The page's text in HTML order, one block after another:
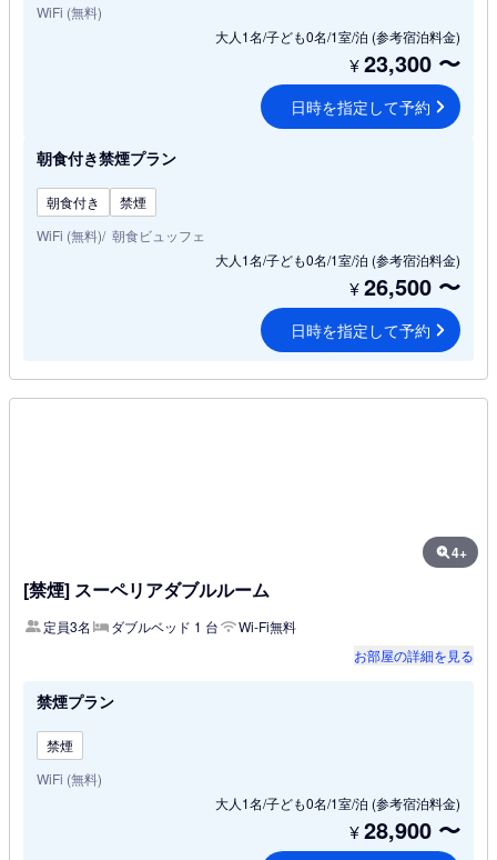
WiFi (無料)
大人1名/子ども0名/1室/泊 (参考宿泊料金)
¥23,300 〜
日時を指定して予約
朝食付き禁煙プラン
朝食付き
禁煙
WiFi (無料) 朝食ビュッフェ
大人1名/子ども0名/1室/泊 (参考宿泊料金)
¥26,500 〜
日時を指定して予約
4+
[禁煙] スーペリアダブルルーム
定員3名 ダブルベッド 1 台
Wi-Fi無料
お部屋の詳細を見る
禁煙プラン
禁煙
WiFi (無料)
大人1名/子ども0名/1室/泊 (参考宿泊料金)
¥28,900 〜